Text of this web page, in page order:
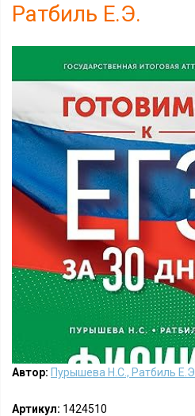
Ратбиль Е.Э.
Автор: Пурышева Н.С., Ратбиль Е.Э.
Артикул: 1424510